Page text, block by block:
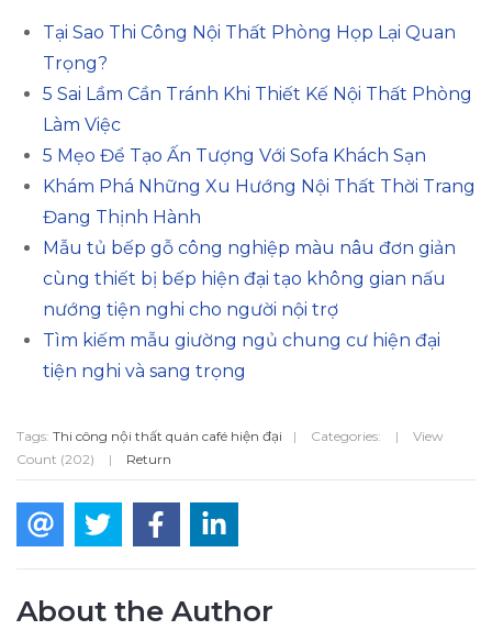
Tại Sao Thi Công Nội Thất Phòng Họp Lại Quan
Trọng?
5 Sai Lầm Cần Tránh Khi Thiết Kế Nội Thất Phòng
Làm Việc
5 Mẹo Để Tạo Ấn Tượng Với Sofa Khách Sạn
Khám Phá Những Xu Hướng Nội Thất Thời Trang
Đang Thịnh Hành
Mẫu tủ bếp gỗ công nghiệp màu nâu đơn giản
cùng thiết bị bếp hiện đại tạo không gian nấu
nướng tiện nghi cho người nội trợ
Tìm kiếm mẫu giường ngủ chung cư hiện đại
tiện nghi và sang trọng
Tags: Thi công nội thất quán café hiện đại | Categories: |
View
Count (202)
| Return
About the Author